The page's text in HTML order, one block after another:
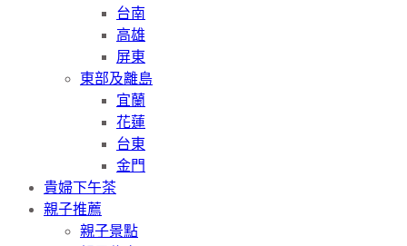
台南
高雄
屏東
東部及離島
宜蘭
花蓮
台東
金門
貴婦下午茶
親子推薦
親子景點